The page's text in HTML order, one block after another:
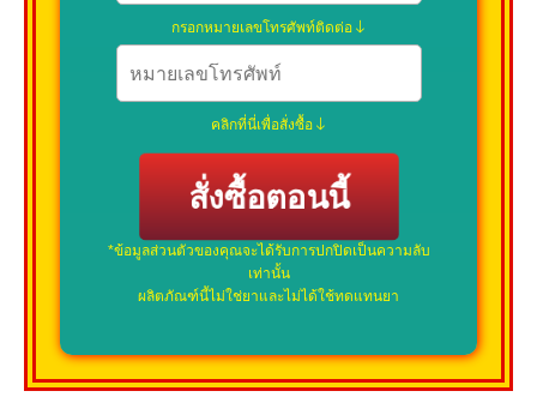
กรอกหมายเลขโทรศัพท์ติดต่อ
คลิกที่นี่เพื่อสั่งซื้อ
สั่งซื้อตอนนี้
*ข้อมูลส่วนตัวของคุณจะได้รับการปกปิดเป็นความลับ
เท่านั้น
ผลิตภัณฑ์นี้ไม่ใช่ยาและไม่ได้ใช้ทดแทนยา